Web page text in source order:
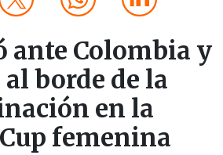
ante Colombia y
al borde de la
en la
femenina